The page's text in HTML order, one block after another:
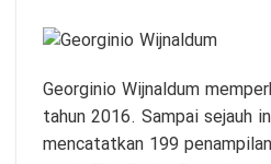
Georginio Wijnaldum
tahun 2016. Sampai sejauh
mencatatkan 199